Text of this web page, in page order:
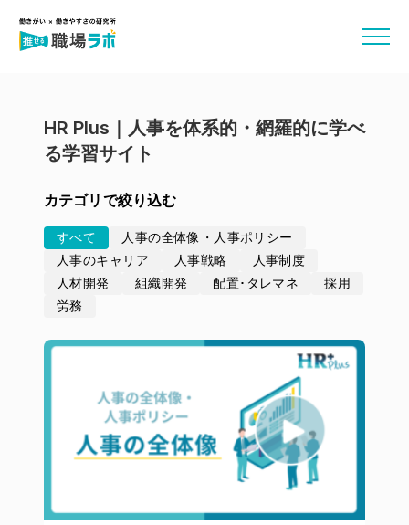
HR Plus｜人事を体系的・網羅的に学べ
る学習サイト
カテゴリで絞り込む
すべて
人事の全体像・人事ポリシー
人事のキャリア
人事戦略
人事制度
人材開発
組織開発 配置･タレマネ
採用
労務